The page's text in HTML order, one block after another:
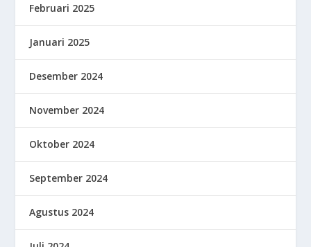
Februari 2025
Januari 2025
Desember 2024
November 2024
Oktober 2024
September 2024
Agustus 2024